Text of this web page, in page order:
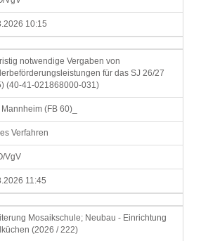
10:15
notwendige Vergaben von
für das SJ 26/27
(40-41-021868000-031)
(FB 60)_
Verfahren
VgV
11:45
Mosaikschule; Neubau - Einrichtung
(2026 / 222)